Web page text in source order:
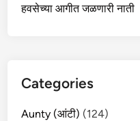
हवसेच्या आगीत जळणारी नाती
Categories
Aunty (आंटी) (124)